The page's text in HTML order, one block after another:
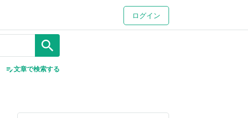
ログイン
search
edit_note文章で検索する